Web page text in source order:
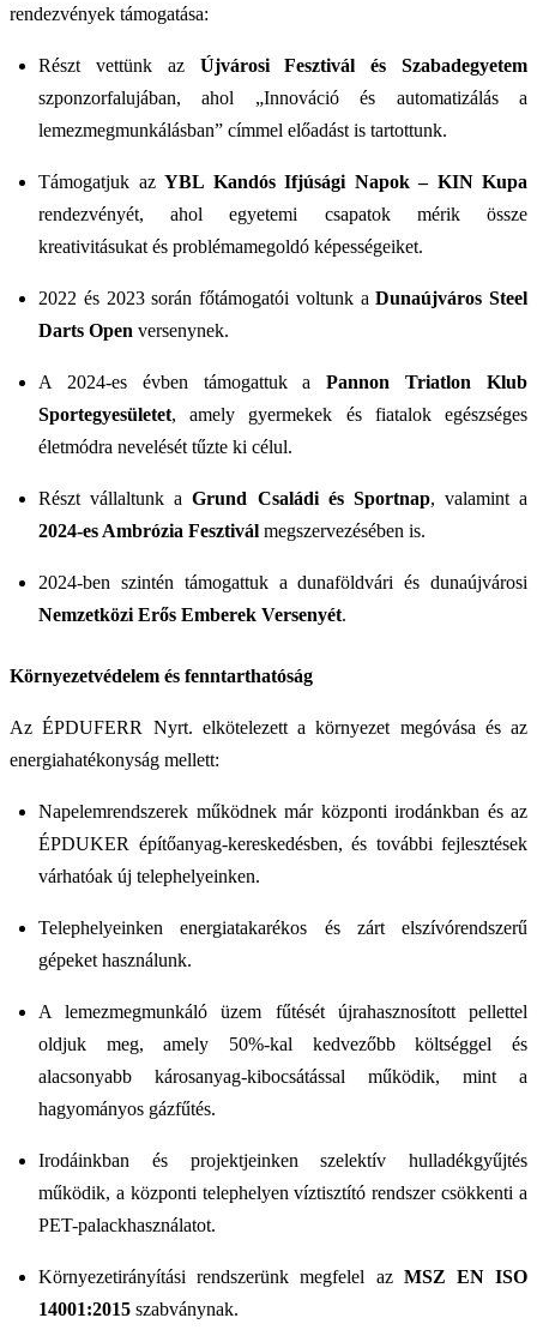
rendezvények támogatása:
Részt vettünk az Újvárosi Fesztivál és Szabadegyetem
szponzorfalujában, ahol „Innováció és automatizálás a
lemezmegmunkálásban” címmel előadást is tartottunk.
Támogatjuk az YBL Kandós Ifjúsági Napok – KIN Kupa
rendezvényét, ahol egyetemi csapatok mérik össze
kreativitásukat és problémamegoldó képességeiket.
2022 és 2023 során főtámogatói voltunk aDunaújváros Steel
Darts Open versenynek.
A 2024-es évben támogattuk aPannon Triatlon Klub
Sportegyesületet, amely gyermekek és fiatalok egészséges
életmódra nevelését tűzte ki célul.
Részt vállaltunk aGrund Családi és Sportnap, valamint a
2024-es Ambrózia Fesztivál megszervezésében is.
2024-ben szintén támogattuk a dunaföldvári és dunaújvárosi
Nemzetközi Erős Emberek Versenyét.
Környezetvédelem és fenntarthatóság
Az ÉPDUFERR Nyrt. elkötelezett a környezet megóvása és az
energiahatékonyság mellett:
Napelemrendszerek működnek már központi irodánkban és az
ÉPDUKER építőanyag-kereskedésben, és további fejlesztések
várhatóak új telephelyeinken.
Telephelyeinken energiatakarékos és zárt elszívórendszerű
gépeket használunk.
A lemezmegmunkáló üzem fűtését újrahasznosított pellettel
oldjuk meg, amely 50%-kal kedvezőbb költséggel és
alacsonyabb károsanyag-kibocsátással működik, mint a
hagyományos gázfűtés.
Irodáinkban és projektjeinken szelektív hulladékgyűjtés
működik, a központi telephelyen víztisztító rendszer csökkenti a
PET-palackhasználatot.
Környezetirányítási rendszerünk megfelel az MSZ EN ISO
14001:2015 szabványnak.